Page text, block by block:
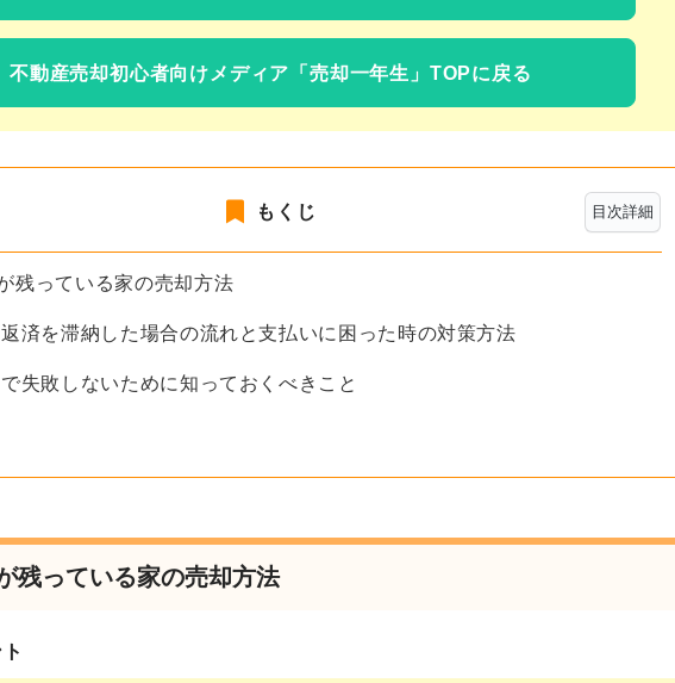
不動産売却初心者向けメディア 「売却一年生」TOPに戻る
目次詳細
もくじ
残っている家の売却方法
済を滞納した場合の流れと支払いに困った時の対策方法
失敗しないために知っておくべきこと
残っている家の売却方法